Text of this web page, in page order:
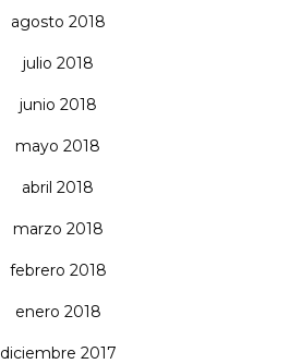
agosto 2018
julio 2018
junio 2018
mayo 2018
abril 2018
marzo 2018
febrero 2018
enero 2018
diciembre 2017